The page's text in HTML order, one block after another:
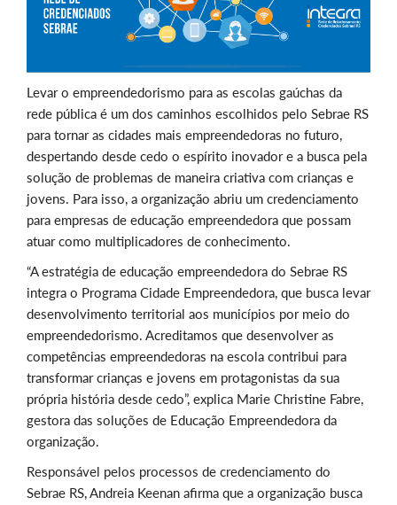
Levar o empreendedorismo para as escolas gaúchas da
rede pública é um dos caminhos escolhidos pelo Sebrae RS
para tornar as cidades mais empreendedoras no futuro,
despertando desde cedo o espírito inovador e a busca pela
solução de problemas de maneira criativa com crianças e
jovens. Para isso, a organização abriu um credenciamento
para empresas de educação empreendedora que possam
atuar como multiplicadores de conhecimento.
“A estratégia de educação empreendedora do Sebrae RS
integra o Programa Cidade Empreendedora, que busca levar
desenvolvimento territorial aos municípios por meio do
empreendedorismo. Acreditamos que desenvolver as
competências empreendedoras na escola contribui para
transformar crianças e jovens em protagonistas da sua
própria história desde cedo”, explica Marie Christine Fabre,
gestora das soluções de Educação Empreendedora da
organização.
Responsável pelos processos de credenciamento do
Sebrae RS, Andreia Keenan afirma que a organização busca